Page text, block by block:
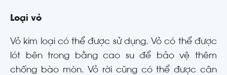
Loại vỏ
Vỏ kim loại có thể được sử dụng. Vỏ có thể được
lót bên trong bằng cao su để bảo vệ thêm
chống bào mòn. Vỏ rời cũng có thể được cân